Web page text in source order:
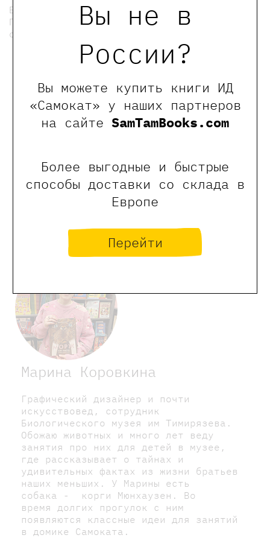
Вы не в
России?
Вы можете купить книги ИД
«Самокат» у наших партнеров
на сайте SamTamBooks.com
Более выгодные и быстрые
способы доставки со склада в
Европе
Перейти
Билет нужен только для ребёнка.
Пожалуйста, возьмите с собой сменную
обувь.
Отзывы
0
Оставить отзыв
Обращаем Ваше внимание, что отзывы могут
оставлять только зарегистрированные пользователи
Марина Коровкина
Графический дизайнер и почти
искусствовед, сотрудник
Биологического музея им Тимирязева.
Обожаю животных и много лет веду
занятия про них для детей в музее,
где рассказывает о тайнах и
удивительных фактах из жизни братьев
наших меньших. У Марины есть
собака - корги Мюнхаузен. Во
время долгих прогулок с ним
появляются классные идеи для занятий
в домике Самоката.